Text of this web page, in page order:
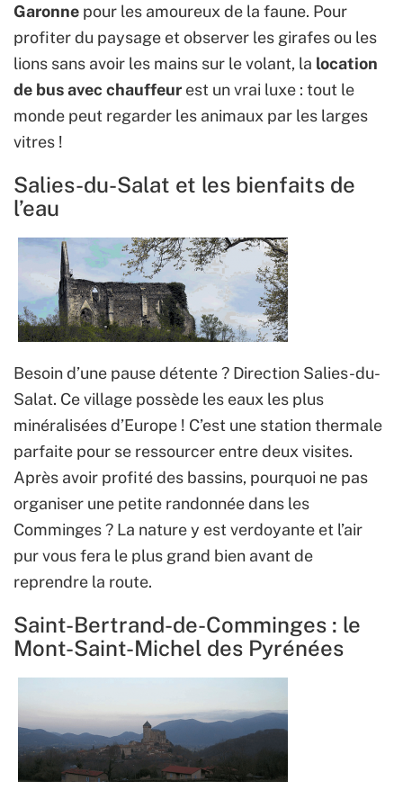
Garonne pour les amoureux de la faune. Pour
profiter du paysage et observer les girafes ou les
lions sans avoir les mains sur le volant, la location
de bus avec chauffeur est un vrai luxe : tout le
monde peut regarder les animaux par les larges
vitres !
Salies-du-Salat et les bienfaits de
l’eau
Besoin d’une pause détente ? Direction Salies-du-
Salat. Ce village possède les eaux les plus
minéralisées d’Europe ! C’est une station thermale
parfaite pour se ressourcer entre deux visites.
Après avoir profité des bassins, pourquoi ne pas
organiser une petite randonnée dans les
Comminges ? La nature y est verdoyante et l’air
pur vous fera le plus grand bien avant de
reprendre la route.
Saint-Bertrand-de-Comminges : le
Mont-Saint-Michel des Pyrénées